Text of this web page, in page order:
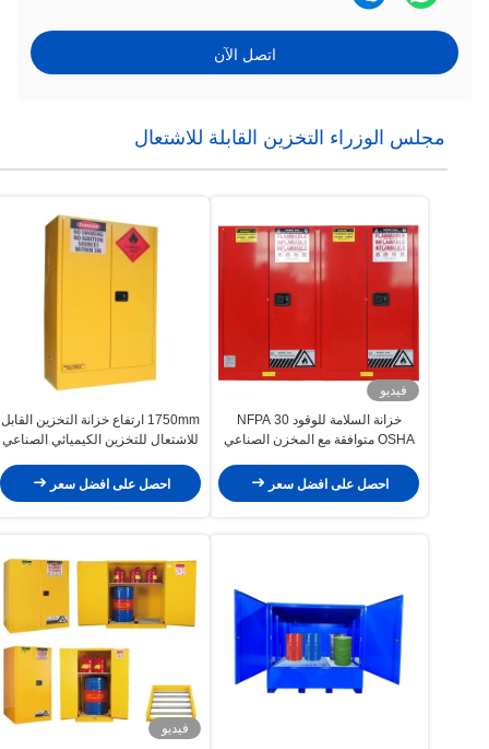
اتصل الآن
مجلس الوزراء التخزين القابلة للاشتعال
فيديو
خزانة السلامة للوقود NFPA 30
OSHA متوافقة مع المخزن الصناعي
احصل على افضل سعر
1750mm ارتفاع خزانة التخزين القابل
للاشتعال للتخزين الكيميائي الصناعي
احصل على افضل سعر
فيديو